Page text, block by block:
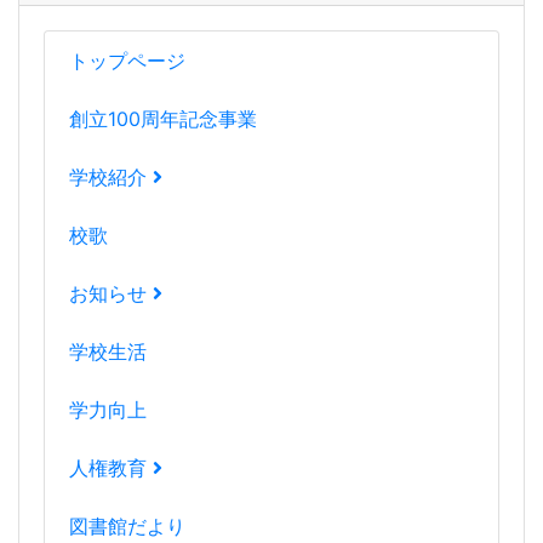
トップページ
創立100周年記念事業
学校紹介
校歌
お知らせ
学校生活
学力向上
人権教育
図書館だより